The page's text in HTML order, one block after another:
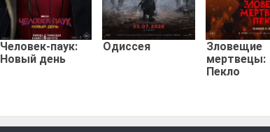
Человек-паук:
Новый день
Одиссея
Зловещие
мертвецы:
Пекло